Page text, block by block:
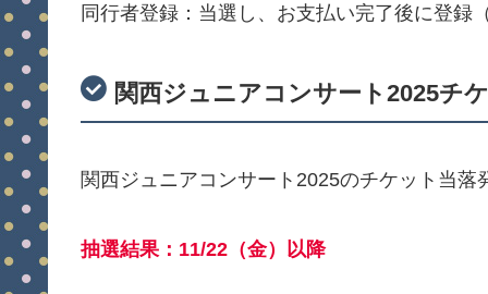
同行者登録：当選し、お支払い完了後に登録
関西ジュニアコンサート2025チ
関西ジュニアコンサート2025のチケット当落
抽選結果：11/22（金）以降